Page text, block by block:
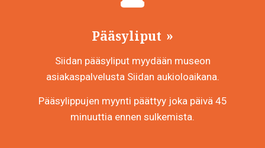
Pääsyliput
Siidan pääsyliput myydään museon
asiakaspalvelusta Siidan aukioloaikana.
Pääsylippujen myynti päättyy joka päivä 45
minuuttia ennen sulkemista.